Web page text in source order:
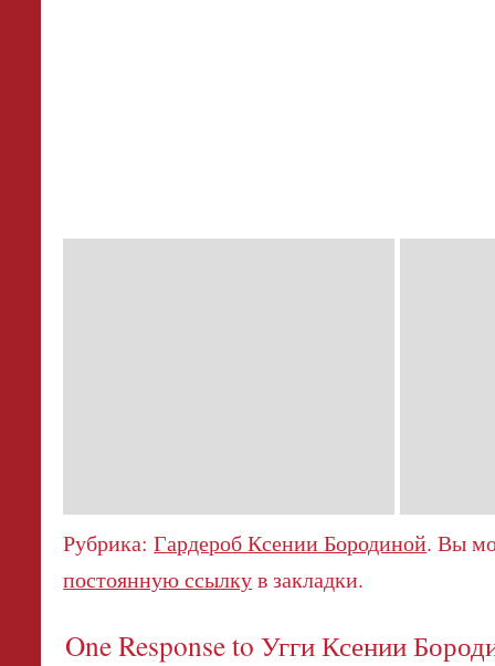
Рубрика:Гардероб Ксении Бородиной. Вы
постоянную ссылкув закладки.
One Response toУгги Ксении